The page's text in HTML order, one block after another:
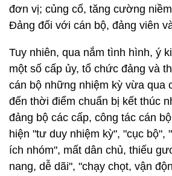
đơn vị; củng cố, tăng cường
Đảng đối với cán bộ, đảng viên
Tuy nhiên, qua nắm tình hình, ý
một số cấp ủy, tổ chức đảng và
cán bộ những nhiệm kỳ vừa qua
đến thời điểm chuẩn bị kết thúc
đảng bộ các cấp, công tác cán
hiện "tư duy nhiệm kỳ", "cục bộ",
ích nhóm", mất dân chủ, thiếu
nang, dễ dãi", "chạy chọt, vận